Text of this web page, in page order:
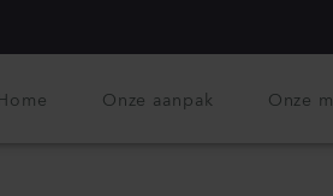
Home Onze aanpak Onze